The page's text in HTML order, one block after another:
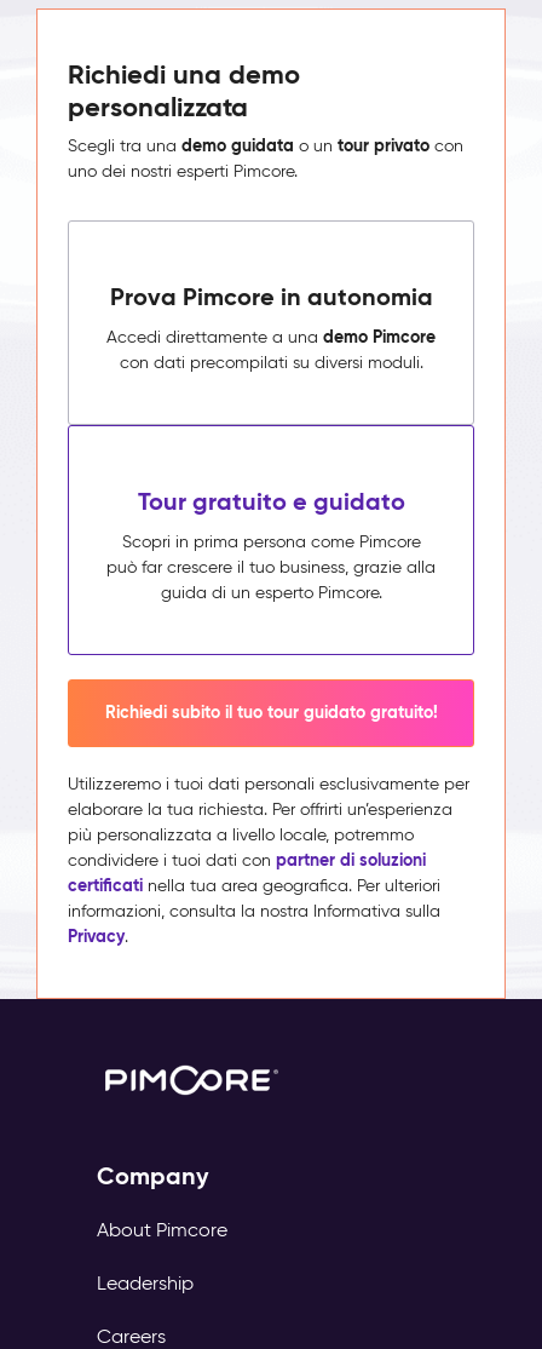
Richiedi una demo
personalizzata
Scegli tra una demo guidata o un tour privato con
uno dei nostri esperti Pimcore.
Prova Pimcore in autonomia
Accedi direttamente a una demo Pimcore
con dati precompilati su diversi moduli.
Tour gratuito e guidato
Scopri in prima persona come Pimcore
può far crescere il tuo business, grazie alla
guida di un esperto Pimcore.
Richiedi subito il tuo tour guidato gratuito!
Utilizzeremo i tuoi dati personali esclusivamente per
elaborare la tua richiesta. Per offrirti un’esperienza
più personalizzata a livello locale, potremmo
condividere i tuoi dati con partner di soluzioni
certificati nella tua area geografica. Per ulteriori
informazioni, consulta la nostra Informativa sulla
Privacy.
Company
About Pimcore
Leadership
Careers